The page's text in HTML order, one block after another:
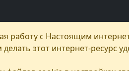
с Настоящим
этот интернет-ресурс